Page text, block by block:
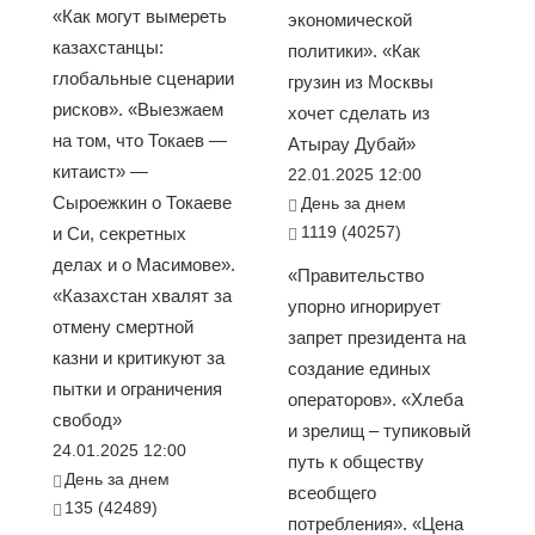
«Как могут вымереть
казахстанцы:
глобальные сценарии
рисков». «Выезжаем
на том, что Токаев —
китаист» —
Сыроежкин о Токаеве
и Си, секретных
делах и о Масимове».
«Казахстан хвалят за
отмену смертной
казни и критикуют за
пытки и ограничения
свобод»
24.01.2025 12:00
День за днем
135 (42489)
экономической
политики». «Как
грузин из Москвы
хочет сделать из
Атырау Дубай»
22.01.2025 12:00
День за днем
1119 (40257)
«Правительство
упорно игнорирует
запрет президента на
создание единых
операторов». «Хлеба
и зрелищ – тупиковый
путь к обществу
всеобщего
потребления». «Цена